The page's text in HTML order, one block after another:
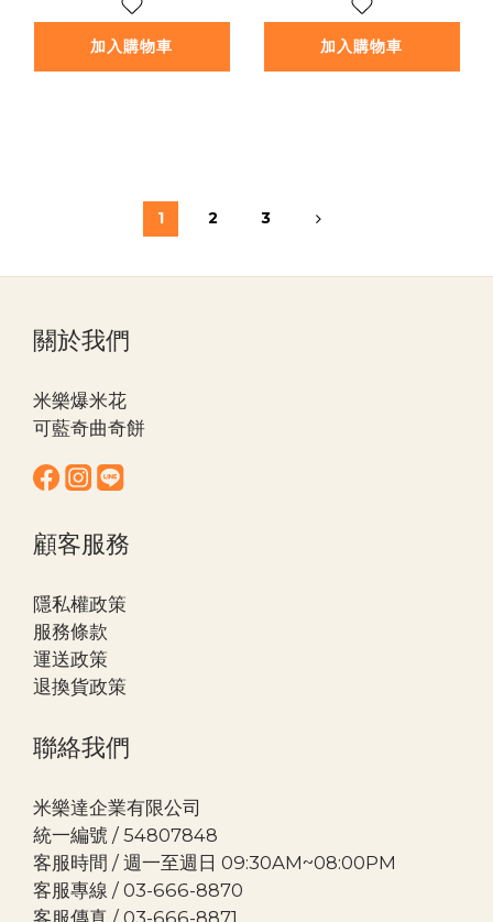
加入購物車 加入購物車
1 2 3
關於我們
米樂爆米花
可藍奇曲奇餅
顧客服務
隱私權政策
服務條款
運送政策
退換貨政策
聯絡我們
米樂達企業有限公司
統一編號 / 54807848
客服時間 / 週一至週日 09:30AM~08:00PM
客服專線 / 03-666-8870
客服傳真 / 03-666-8871